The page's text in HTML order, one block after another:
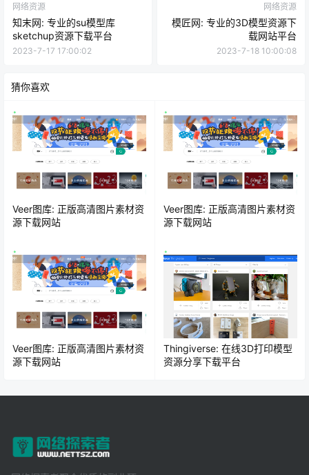
网络资源
知末网: 专业的su模型库
sketchup资源下载平台
2023-7-17 17:00:02
网络资源
模匠网: 专业的3D模型资源下
载网站平台
2023-7-18 10:00:08
猜你喜欢
Veer图库: 正版高清图片素材资
源下载网站
Veer图库: 正版高清图片素材资
源下载网站
Veer图库: 正版高清图片素材资
源下载网站
Thingiverse: 在线3D打印模型
资源分享下载平台